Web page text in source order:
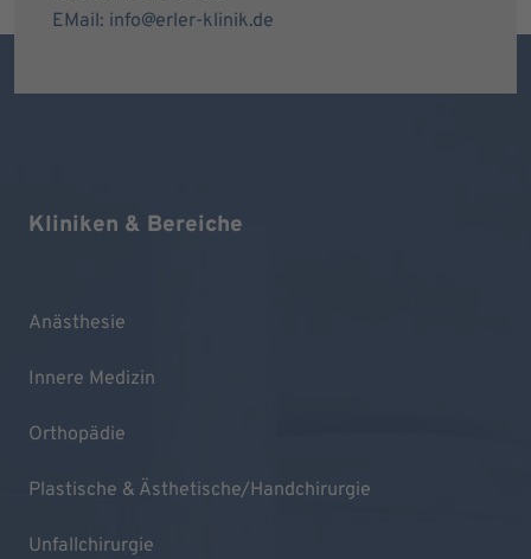
EMail: info@erler-klinik.de
Kliniken & Bereiche
Anästhesie
Innere Medizin
Orthopädie
Plastische & Ästhetische/Handchirurgie
Unfallchirurgie